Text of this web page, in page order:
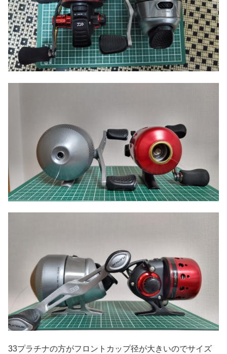
33プラチナの方がフロントカップ径が大きいのでサイズ